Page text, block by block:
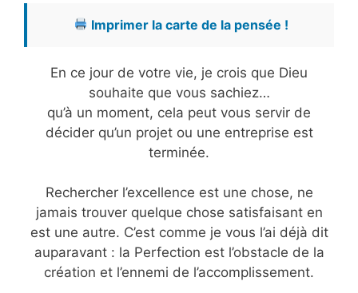
Imprimer la carte de la pensée !
En ce jour de votre vie, je crois que Dieu
souhaite que vous sachiez…
qu’à un moment, cela peut vous servir de
décider qu’un projet ou une entreprise est
terminée.
Rechercher l’excellence est une chose, ne
jamais trouver quelque chose satisfaisant en
est une autre. C’est comme je vous l’ai déjà dit
auparavant : la Perfection est l’obstacle de la
création et l’ennemi de l’accomplissement.